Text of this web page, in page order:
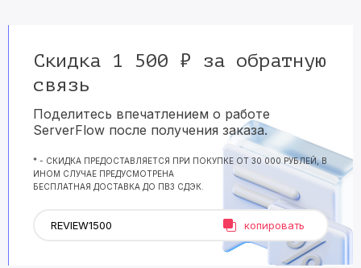
Скидка 1 500 ₽ за обратную
связь
Поделитесь впечатлением о работе
ServerFlow после получения заказа.
* - СКИДКА ПРЕДОСТАВЛЯЕТСЯ ПРИ ПОКУПКЕ ОТ 30 000 РУБЛЕЙ, В
ИНОМ СЛУЧАЕ ПРЕДУСМОТРЕНА
БЕСПЛАТНАЯ ДОСТАВКА ДО ПВЗ СДЭК.
копировать